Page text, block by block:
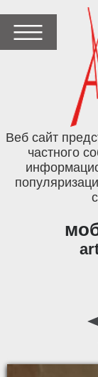
Веб сайт
частного